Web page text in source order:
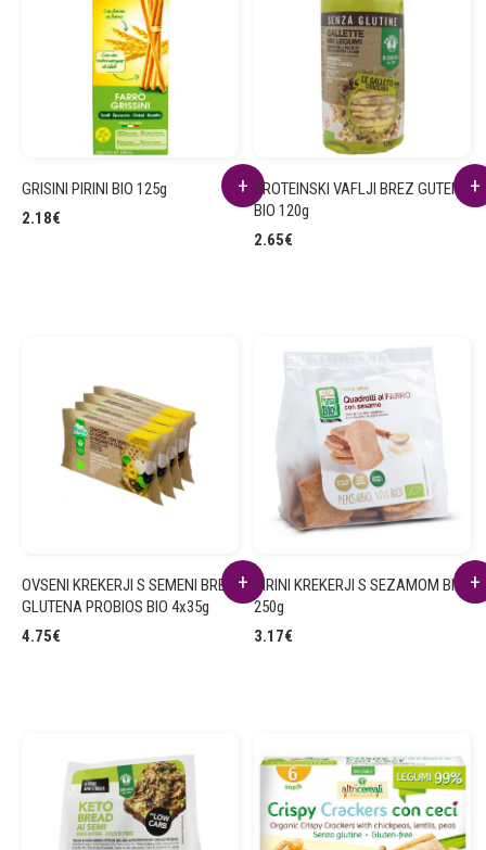
GRISINI PIRINI BIO 125g
2.18€
PROTEINSKI VAFLJI BREZ GUTENA
BIO 120g
2.65€
OVSENI KREKERJI S SEMENI BREZ
GLUTENA PROBIOS BIO 4x35g
4.75€
PIRINI KREKERJI S SEZAMOM BIO
250g
3.17€